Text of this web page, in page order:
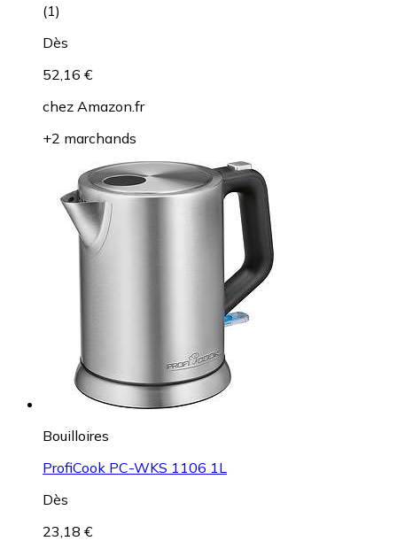
(1)
Dès
52,16 €
chez Amazon.fr
+2 marchands
Bouilloires
ProfiCook PC-WKS 1106 1L
Dès
23,18 €